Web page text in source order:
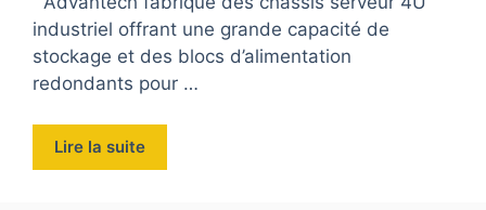
industriel offrant une grande capacité de
stockage et des blocs d’alimentation
redondants pour …
Lire la suite